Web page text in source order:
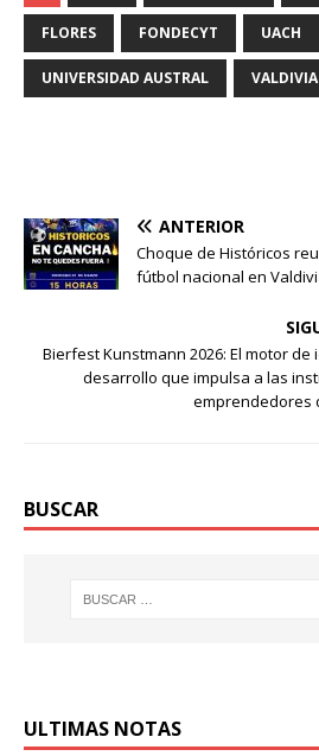
FLORES FONDECYT UACH
UNIVERSIDAD AUSTRAL VALDIVIA
ANTERIOR
Choque de Históricos
fútbol nacional en
Bierfest Kunstmann 2026: El motor de
desarrollo que impulsa a las
emprendedores
BUSCAR
ULTIMAS NOTAS